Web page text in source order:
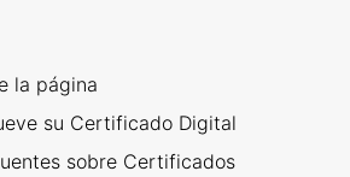
la página
su Certificado Digital
sobre Certificados